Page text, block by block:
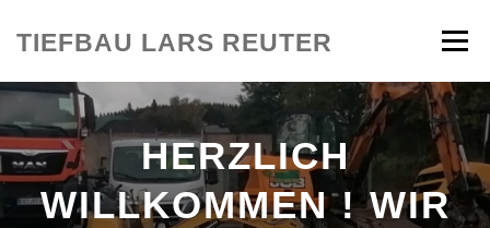
Inhalt
springen
TIEFBAU LARS REUTER Menü
IMPRESSUM
HERZLICH
WILLKOMMEN ! WIR